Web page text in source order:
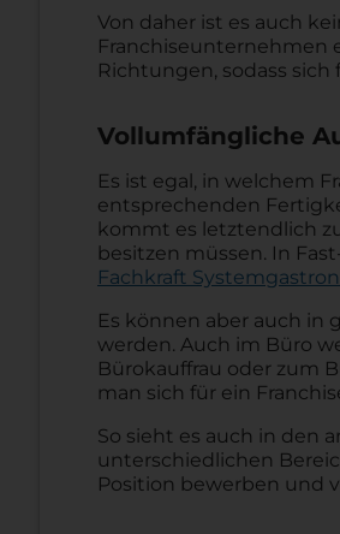
Von daher ist es auch
Franchiseunternehmen
Richtungen, sodass
Vollumfängliche
Es ist egal, in welchem
entsprechenden
kommt es letztendlich
besitzen müssen. In
Fachkraft
Es können aber auch in
werden. Auch im Büro
Bürokauffrau oder zum
man sich für ein
So sieht es auch in den
unterschiedlichen
Position bewerben und